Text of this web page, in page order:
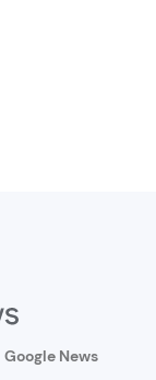
Google News